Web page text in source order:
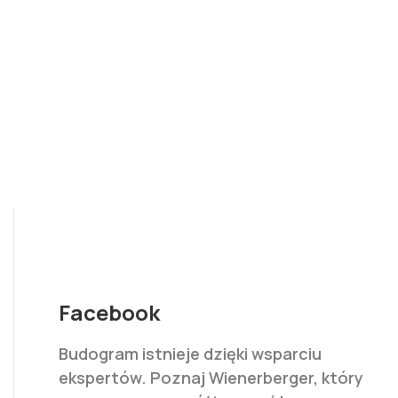
Facebook
Budogram istnieje dzięki wsparciu
ekspertów. Poznaj Wienerberger, który